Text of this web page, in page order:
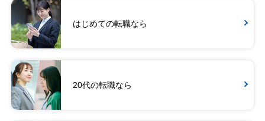
はじめての転職なら
20代の転職なら